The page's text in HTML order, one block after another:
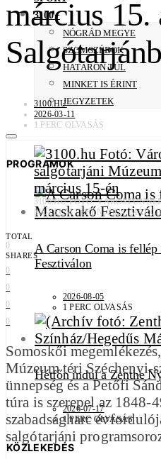
3100+
NÓGRÁD MEGYE
SZOMSZÉDOK
HATÁRON TÚL
MINKET IS ÉRINT
JEGYZETEK
PROGRAMOK
A Carson Coma is
Fesztiválon
2026-08-05
1 PERC OLVASÁS
Hétfőn indul a Zenthe
2026-07-17
1 PERC OLVASÁS
KÖZLEKEDÉS
március
3100.HU
2026-03-11
1 PERC OLVASÁS
3100.HU FOTÓ: VÁROSI
MÚZEUM TÉREN, 2024.
TOTAL
0
SHARES
0
0
0
0
Somoskői
Múzeum téri Széchenyi-
ünnepség és a Petőfi
túra is szerepel az 1848-
szabadságharc
salgótarjáni